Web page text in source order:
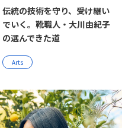
伝統の技術を守り、受け継い
でいく。靴職人・大川由紀子
の選んできた道
Arts